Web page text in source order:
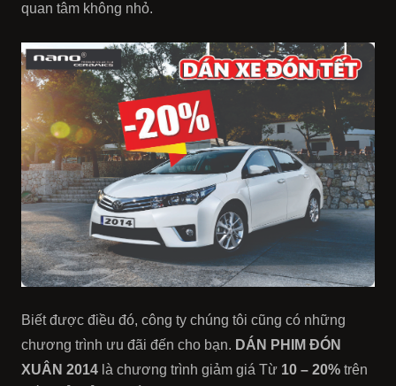
Liên hệ
quan tâm không nhỏ.
Biết được điều đó, công ty chúng tôi cũng có những
chương trình ưu đãi đến cho bạn. DÁN PHIM ĐÓN
XUÂN 2014 là chương trình giảm giá Từ 10 – 20% trên